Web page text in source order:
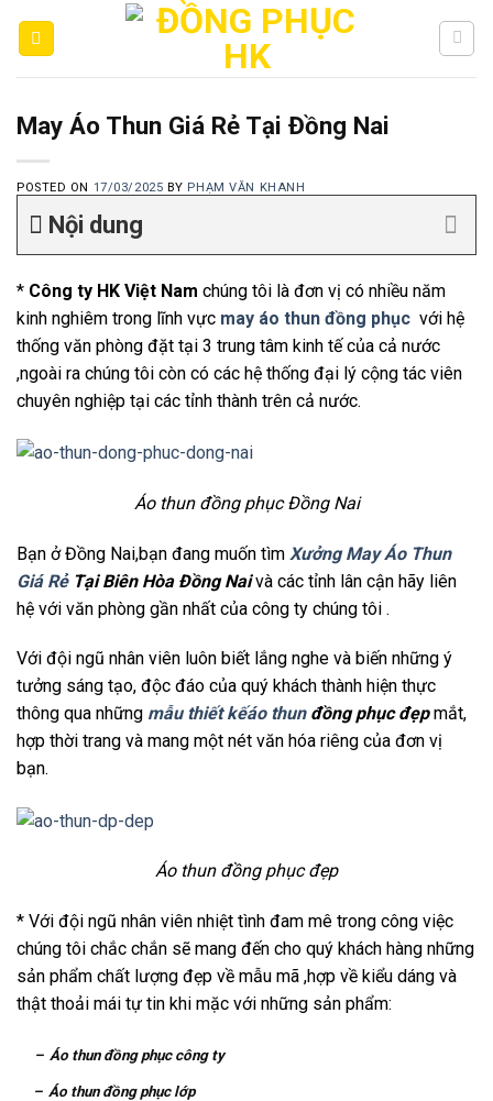
May Áo Thun Giá Rẻ Tại Đồng Nai
POSTED ON 17/03/2025 BY PHẠM VĂN KHANH
Nội dung
* Công ty HK Việt Nam chúng tôi là đơn vị có nhiều năm
kinh nghiêm trong lĩnh vực may áo thun đồng phục với hệ
thống văn phòng đặt tại 3 trung tâm kinh tế của cả nước
,ngoài ra chúng tôi còn có các hệ thống đại lý cộng tác viên
chuyên nghiệp tại các tỉnh thành trên cả nước.
Áo thun đồng phục Đồng Nai
Bạn ở Đồng Nai,bạn đang muốn tìm Xưởng May Áo Thun
Giá Rẻ Tại Biên Hòa Đồng Nai và các tỉnh lân cận hãy liên
hệ với văn phòng gần nhất của công ty chúng tôi .
Với đội ngũ nhân viên luôn biết lắng nghe và biến những ý
tưởng sáng tạo, độc đáo của quý khách thành hiện thực
thông qua những mẫu thiết kếáo thunđồng phục đẹpmắt,
hợp thời trang và mang một nét văn hóa riêng của đơn vị
bạn.
Áo thun đồng phục đẹp
* Với đội ngũ nhân viên nhiệt tình đam mê trong công việc
chúng tôi chắc chắn sẽ mang đến cho quý khách hàng những
sản phẩm chất lượng đẹp về mẫu mã ,hợp về kiểu dáng và
thật thoải mái tự tin khi mặc với những sản phẩm:
– Áo thun đồng phục công ty
– Áo thun đồng phục lớp